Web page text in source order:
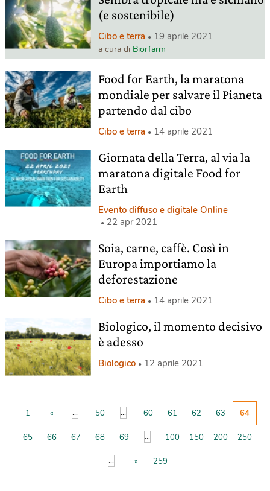
(e sostenibile)
Cibo e terra 19 aprile 2021
a cura di Biorfarm
Food for Earth, la maratona
mondiale per salvare il Pianeta
partendo dal cibo
Cibo e terra 14 aprile 2021
Giornata della Terra, al via la
maratona digitale Food for
Earth
Evento diffuso e digitale Online
22 apr 2021
Soia, carne, caffè. Così in
Europa importiamo la
deforestazione
Cibo e terra 14 aprile 2021
Biologico, il momento decisivo
è adesso
Biologico 12 aprile 2021
1 « ... 50 ... 60 61 62 63 64
65 66 67 68 69 ... 100 150 200 250
... » 259